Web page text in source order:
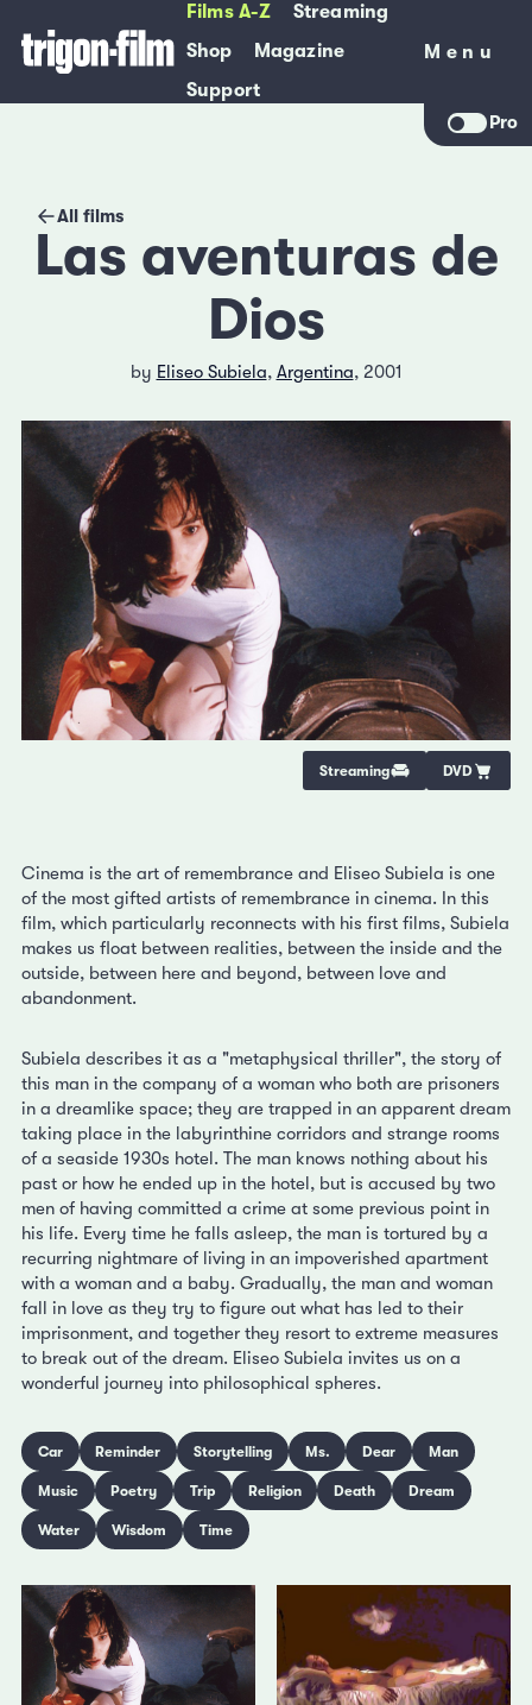
Films A-Z
Streaming
Shop
Magazine
Support
Menu
Menu
Pro
All films
Las aventuras de
Dios
by Eliseo Subiela, Argentina, 2001
Streaming DVD
Cinema is the art of remembrance and Eliseo Subiela is one
of the most gifted artists of remembrance in cinema. In this
film, which particularly reconnects with his first films, Subiela
makes us float between realities, between the inside and the
outside, between here and beyond, between love and
abandonment.
Subiela describes it as a "metaphysical thriller", the story of
this man in the company of a woman who both are prisoners
in a dreamlike space; they are trapped in an apparent dream
taking place in the labyrinthine corridors and strange rooms
of a seaside 1930s hotel. The man knows nothing about his
past or how he ended up in the hotel, but is accused by two
men of having committed a crime at some previous point in
his life. Every time he falls asleep, the man is tortured by a
recurring nightmare of living in an impoverished apartment
with a woman and a baby. Gradually, the man and woman
fall in love as they try to figure out what has led to their
imprisonment, and together they resort to extreme measures
to break out of the dream. Eliseo Subiela invites us on a
wonderful journey into philosophical spheres.
Car Reminder Storytelling Ms. Dear Man
Music Poetry Trip Religion Death Dream
Water Wisdom Time